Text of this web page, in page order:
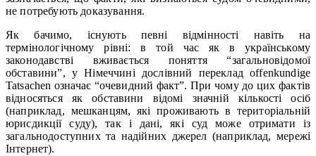
не потребують доказування.
Як бачимо, існують певні відмінності навіть на
термінологічному рівні: в той час як в українському
законодавстві вживається поняття “загальновідомої
обставини”, у Німеччині дослівний переклад оffenkundige
Tatsachen означає “очевидний факт”. При чому до цих фактів
відносяться як обставини відомі значній кількості осіб
(наприклад, мешканцям, які проживають в територіальній
юрисдикції суду), так і дані, які суд може отримати із
загальнодоступних та надійних джерел (наприклад, мережі
Інтернет).